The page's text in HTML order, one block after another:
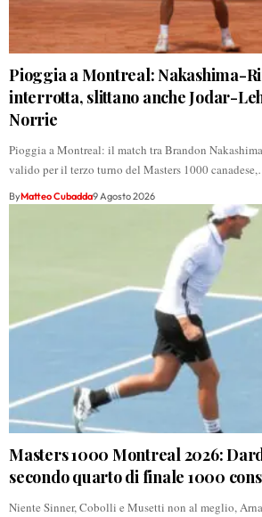
Pioggia a Montreal: Nakashima-
interrotta, slittano anche Jodar-
Norrie
Pioggia a Montreal: il match tra Brandon
valido per il terzo turno del Masters 1000
ByMatteo Cubadda9 Agosto 2026
Masters 1000 Montreal 2026:
secondo quarto di finale 1000
Niente Sinner, Cobolli e Musetti non al meglio,